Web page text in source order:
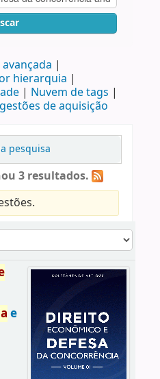
hierarquia
Nuvem de tags
de aquisição
pesquisa
3 resultados.
e